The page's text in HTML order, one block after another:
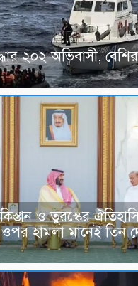
২০২ অভিবাসী,
ও তুরস্কের
হামলা মানেই তিন